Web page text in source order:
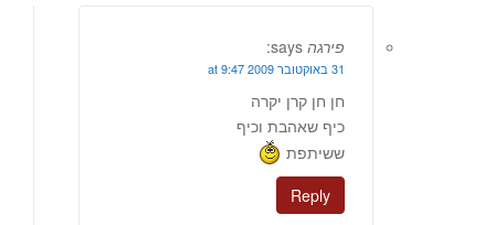
פירגה says:
31 באוקטובר 2009 at 9:47
חן חן קרן יקרה
כיף שאהבת וכיף
ששיתפת
Reply